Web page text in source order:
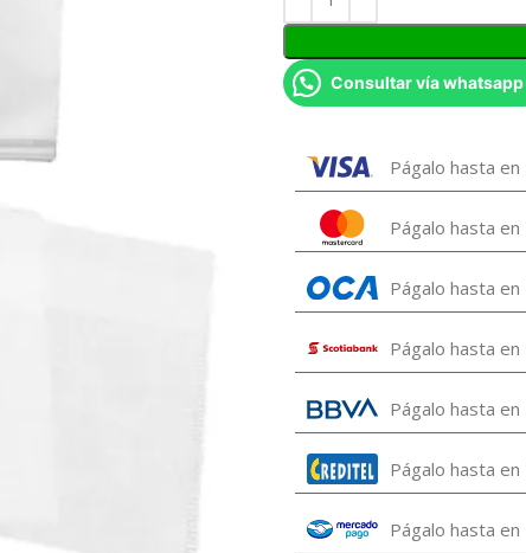
Consultar vía whatsapp
Págalo hasta en
Págalo hasta en
Págalo hasta en
Págalo hasta en
Págalo hasta en
Págalo hasta en
Págalo hasta en